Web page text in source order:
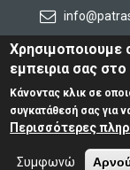
info
COMPANY
TRAVELS IN
TRAVELS
SERVICES
Χρησιμοποιουμε
εμπειρια σας
Κάνοντας κλικ σε
συγκατάθεσή σας για
Περισσότερες
Συμφωνώ